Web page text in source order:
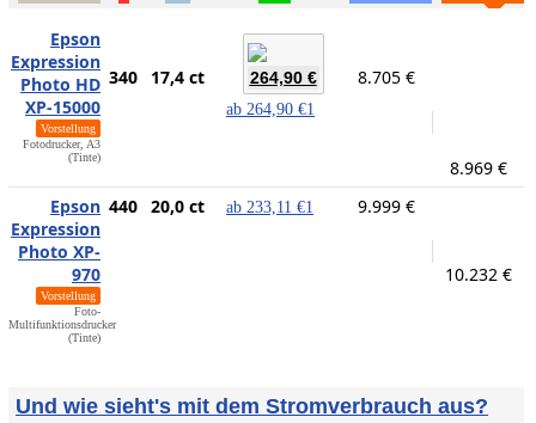
Epson
Expression
Photo HD
XP-15000
Vorstellung
Fotodrucker, A3
(Tinte)
340 17,4 ct 264,90 €
ab 264,90 €1
8.705 €
8.969 €
Epson
Expression
Photo XP-
970
Vorstellung
Foto-
Multifunktionsdrucker
(Tinte)
440 20,0 ct ab 233,11 €1 9.999 €
10.232 €
Und wie sieht's mit dem Stromverbrauch aus?